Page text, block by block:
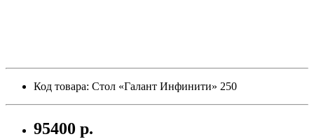
Код товара: Стол «Галант Инфинити» 250
95400 р.